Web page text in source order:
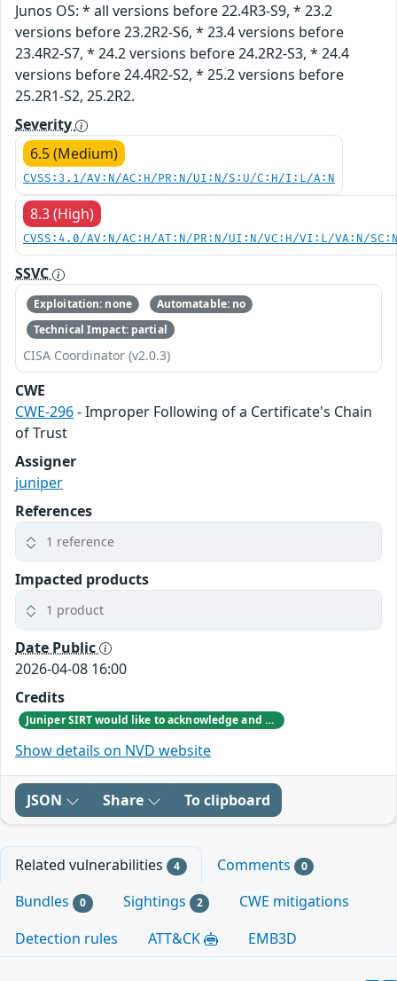
Junos OS: * all versions before 22.4R3-S9, * 23.2
versions before 23.2R2-S6, * 23.4 versions before
23.4R2-S7, * 24.2 versions before 24.2R2-S3, * 24.4
versions before 24.4R2-S2, * 25.2 versions before
25.2R1-S2, 25.2R2.
Severity
6.5 (Medium)
CVSS:3.1/AV:N/AC:H/PR:N/UI:N/S:U/C:H/I:L/A:N
8.3 (High)
CVSS:4.0/AV:N/AC:H/AT:N/PR:N/UI:N/VC:H/VI:L/VA:N/
SSVC
Exploitation: none
Automatable: no
Technical Impact: partial
CISA Coordinator (v2.0.3)
CWE
CWE-296- Improper Following of a Certificate's Chain
of Trust
Assigner
juniper
References
1 reference
Impacted products
1 product
Date Public
2026-04-08 16:00
Credits
Juniper SIRT would like to acknowledge and thank Konrad Porzezynski for responsibly reporting this vulnerability.
Show details on NVD website
JSON Share To clipboard
Related vulnerabilities 4 Comments 0
Bundles 0 Sightings 2
CWE mitigations
Detection rules
ATT&CK EMB3D